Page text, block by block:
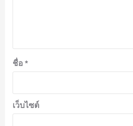
ชื่อ *
เว็บไซต์